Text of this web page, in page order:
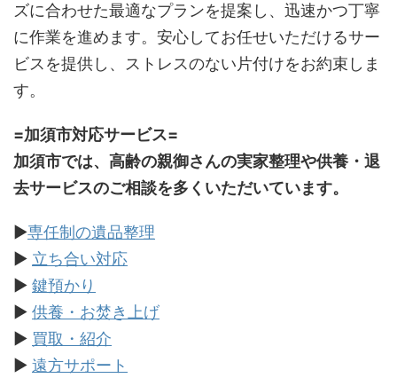
ズに合わせた最適なプランを提案し、迅速かつ丁寧
に作業を進めます。安心してお任せいただけるサー
ビスを提供し、ストレスのない片付けをお約束しま
す。
=加須市対応サービス=
加須市では、高齢の親御さんの実家整理や供養・退
去サービスのご相談を多くいただいています。
▶専任制の遺品整理
▶ 立ち合い対応
▶ 鍵預かり
▶ 供養・お焚き上げ
▶ 買取・紹介
▶ 遠方サポート